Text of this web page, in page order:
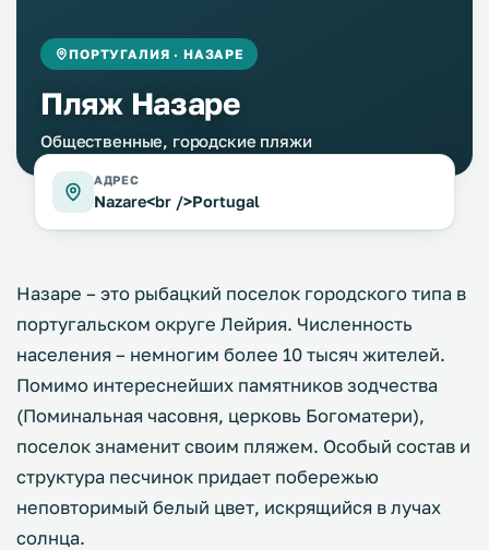
ПОРТУГАЛИЯ · НАЗАРЕ
Пляж Назаре
Общественные, городские пляжи
АДРЕС
Nazare<br />Portugal
Назаре – это рыбацкий поселок городского типа в
португальском округе Лейрия. Численность
населения – немногим более 10 тысяч жителей.
Помимо интереснейших памятников зодчества
(Поминальная часовня, церковь Богоматери),
поселок знаменит своим пляжем. Особый состав и
структура песчинок придает побережью
неповторимый белый цвет, искрящийся в лучах
солнца.